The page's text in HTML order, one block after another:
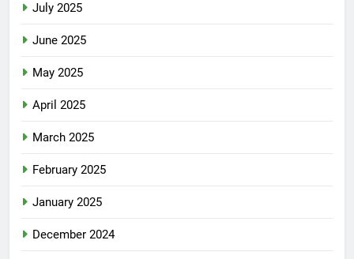
July 2025
June 2025
May 2025
April 2025
March 2025
February 2025
January 2025
December 2024